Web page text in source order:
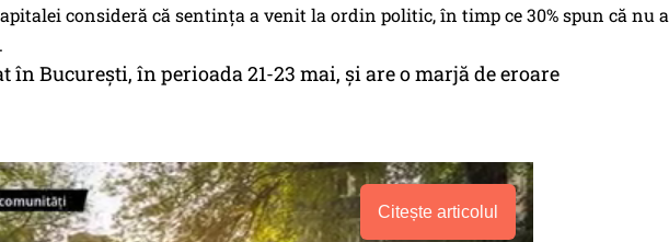
consideră că sentinţa a venit la ordin politic, în timp ce 30% spun că nu a
în București, în perioada 21-23 mai, și are o marjă de eroare
Citește articolul